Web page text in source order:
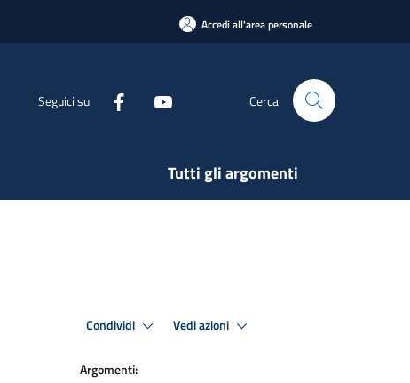
Accedi all'area personale
Seguici su Cerca
Tutti gli argomenti
Condividi Vedi azioni
Argomenti: